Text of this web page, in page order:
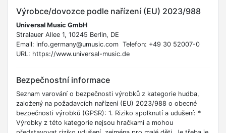
Výrobce/dovozce podle nařízení (EU) 2023/988
Universal Music GmbH
Stralauer Allee 1, 10245 Berlin, DE
Email: info.germany@umusic.com Telefon: +49 30 52007-0
URL: https://www.universal-music.de
Bezpečnostní informace
Seznam varování o bezpečnosti výrobků z kategorie hudba,
založený na požadavcích nařízení (EU) 2023/988 o obecné
bezpečnosti výrobků (GPSR): 1. Riziko spolknutí a udušení: *
Výrobky z této kategorie nejsou hračkami a mohou